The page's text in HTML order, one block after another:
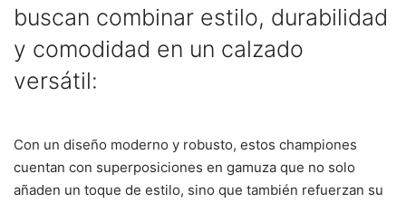
buscan combinar estilo, durabilidad
y comodidad en un calzado
versátil:
Con un diseño moderno y robusto, estos championes
cuentan con superposiciones en gamuza que no solo
añaden un toque de estilo, sino que también refuerzan su